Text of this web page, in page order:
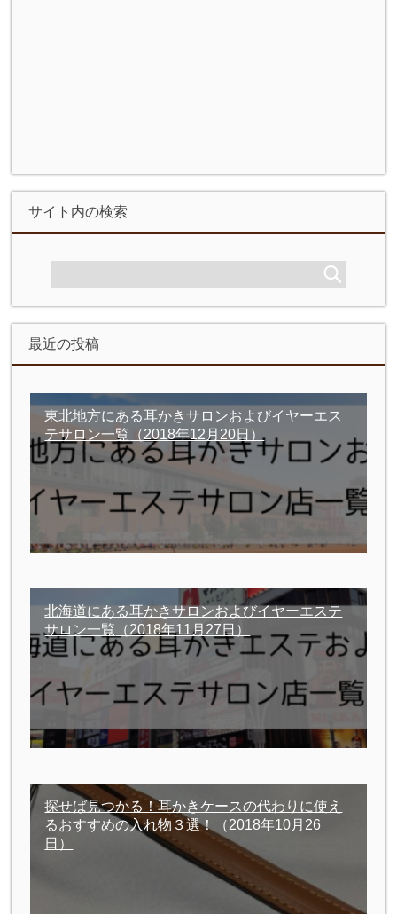
サイト内の検索
最近の投稿
東北地方にある耳かきサロンおよびイヤーエス
テサロン一覧 （2018年12月20日）
北海道にある耳かきサロンおよびイヤーエステ
サロン一覧 （2018年11月27日）
探せば見つかる！耳かきケースの代わりに使え
るおすすめの入れ物３選！
（2018年10月26
日）